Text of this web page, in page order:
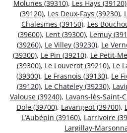
Molunes (39310), Les Hays (39120)
(39120), Les Deux-Fays (39230),
Chalesmes (39150), Les
(39600), Lent (39300), Lemuy
(39260), Le Villey (39230), Le
(39300), Le Pin (39210), Le Petit-
(39300), Le Louverot (39210), Le
(39300), Le Frasnois (39130), Le
(39120), Le Chateley (39230),
Valouse (39240), Lavans-lès-Saint-
Dole (39700), Lavangeot (39700),
L’Aubépin (39160), Larrivoire
Largillay-